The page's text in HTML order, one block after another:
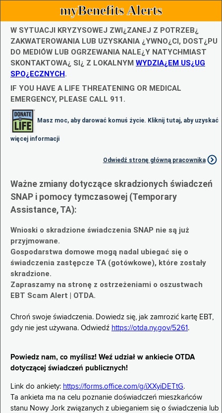
myBenefits Alerts
W SYTUACJI KRYZYSOWEJ ZWI¿ZANEJ Z POTRZEB¿
ZAKWATEROWANIA LUB UZYSKANIA ¿YWNO¿CI, DOST¿PU
DO MEDIÓW LUB OGRZEWANIA NALE¿Y NATYCHMIAST
SKONTAKTOWA¿ SI¿ Z LOKALNYM WYDZIA¿EM US¿UG
SPO¿ECZNYCH.
IF YOU HAVE A LIFE THREATENING OR MEDICAL
EMERGENCY, PLEASE CALL 911.
Masz moc, aby darować komuś życie. Kliknij tutaj, aby uzyskać
więcej informacji
Odwiedź stronę główną pracownika
Ważne zmiany dotyczące skradzionych świadczeń
SNAP i pomocy tymczasowej (Temporary
Assistance, TA):
Wnioski o skradzione świadczenia SNAP nie są już
przyjmowane.
Gospodarstwa domowe mogą nadal ubiegać się o
świadczenia zastępcze TA (gotówkowe), które zostały
skradzione.
Zapraszamy na stronę z ostrzeżeniami o oszustwach
EBT Scam Alert | OTDA.
Chroń swoje świadczenia. Dowiedz się, jak zamrozić kartę EBT,
gdy nie jest używana. Odwiedź https://otda.ny.gov/5261 .
Powiedz nam, co myślisz! Weź udział w ankiecie OTDA
dotyczącej świadczeń publicznych!
Link do ankiety: https://forms.office.com/g/iXXyiDETtG.
Ta ankieta ma na celu poznanie doświadczeń mieszkańców
stanu Nowy Jork związanych z ubieganiem się o świadczenia lub